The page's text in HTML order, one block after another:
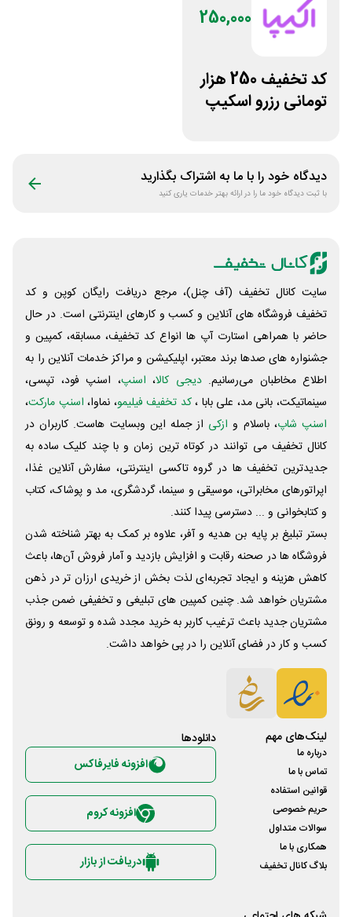
250,000
کد تخفیف 250 هزار
تومانی رزرو اسکیپ
دیدگاه خود را با ما به اشتراک بگذارید
با ثبت دیدگاه خود ما را در ارائه بهتر خدمات یاری کنید
سایت کانال تخفیف (آف چنل)، مرجع دریافت رایگان کوپن و کد
تخفیف فروشگاه های آنلاین و کسب و‌ کارهای اینترنتی است. در حال
حاضر با همراهی استارت آپ ها انواع کد تخفیف، مسابقه، کمپین و
جشنواره های صدها برند معتبر، اپلیکیشن و مراکز خدمات آنلاین را به
اطلاع مخاطبان می‌رسانیم. دیجی کالا، اسنپ، اسنپ فود، تپسی،
سینماتیکت، بانی مد، علی‌ بابا ،کد تخفیف فیلیمو، نماوا، اسنپ مارکت،
اسنپ شاپ، باسلام و ازکی از جمله این وبسایت ‌هاست. کاربران در
کانال تخفیف می توانند در کوتاه ترین زمان و با چند کلیک ساده به
جدیدترین تخفیف ها در گروه تاکسی اینترنتی، سفارش آنلاین غذا،
اپراتورهای مخابراتی، موسیقی و سینما، گردشگری، مد و پوشاک، کتاب
و کتابخوانی و ... دسترسی پیدا کنند.
بستر تبلیغ بر پایه بن هدیه و آفر، علاوه بر کمک به بهتر شناخته شدن
فروشگاه ها در صحنه رقابت و افزایش بازدید و آمار فروش آن‌ها، باعث
کاهش هزینه و ایجاد تجربه‌ای لذت بخش از خریدی ارزان تر در ذهن
مشتریان خواهد شد. چنین کمپین های تبلیغی و تخفیفی ضمن جذب
مشتریان جدید باعث ترغیب کاربر به خرید مجدد شده و توسعه و رونق
کسب و کار در فضای آنلاین را در پی خواهد داشت.
لینک‌های مهم
درباره ما
تماس با ما
قوانین استفاده
حریم خصوصی
سوالات متداول
همکاری با ما
بلاگ کانال تخفیف
دانلود‌ها
افزونه فایرفاکس
افزونه کروم
دریافت از بازار